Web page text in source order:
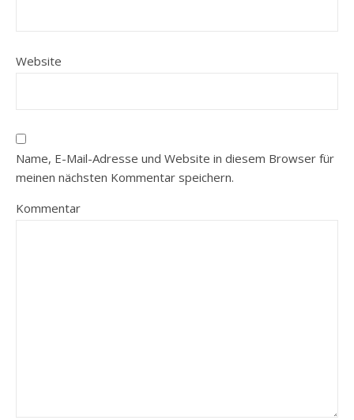
Website
Name, E-Mail-Adresse und Website in diesem Browser für
meinen nächsten Kommentar speichern.
Kommentar